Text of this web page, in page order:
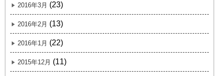
2016年3月 (23)
2016年2月 (13)
2016年1月 (22)
2015年12月 (11)